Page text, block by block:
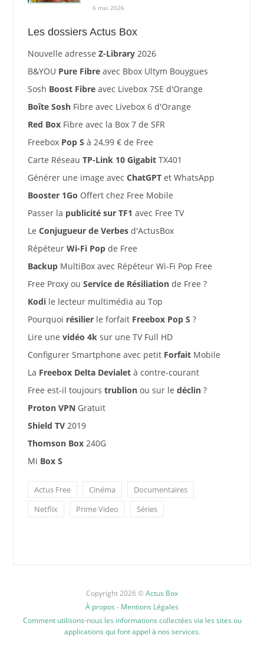
6 mai 2026
Les dossiers Actus Box
Nouvelle adresse Z-Library2026
B&YOU Pure Fibreavec Bbox Ultym Bouygues
Sosh Boost Fibreavec Livebox 7SE d'Orange
Boîte SoshFibre avec Livebox 6 d'Orange
Red BoxFibre avec la Box 7 de SFR
Freebox Pop S à 24,99 € de Free
Carte Réseau TP-Link 10 GigabitTX401
Générer une image avec ChatGPTet WhatsApp
Booster 1Go Offert chez Free Mobile
Passer la publicité sur TF1 avec Free TV
Le Conjugueur de Verbesd'ActusBox
Répéteur Wi-Fi Popde Free
BackupMultiBox avec Répéteur Wi-Fi Pop Free
Free Proxy ou Service de Résiliationde Free ?
Kodile lecteur multimédia au Top
Pourquoi résilierle forfait Freebox Pop S ?
Lire une vidéo 4ksur une TV Full HD
Configurer Smartphone avec petit ForfaitMobile
La Freebox Delta Devialetà contre-courant
Free est-il toujours trublionou sur le déclin?
Proton VPN Gratuit
Shield TV2019
Thomson Box240G
Mi Box S
Actus Free Cinéma
Documentaires
Netflix
Prime Video Séries
Copyright 2026 ©Actus Box
À propos - Mentions Légales
Comment utilisons-nous les informations collectées via les sites ou
applications qui font appel à nos services.